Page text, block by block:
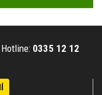
Hotline: 0335 12 12